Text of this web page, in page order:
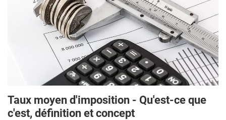
Taux moyen d'imposition - Qu'est-ce que
c'est, définition et concept